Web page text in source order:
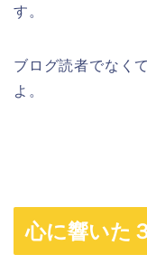
す。
ブログ読者でなく
よ。
心に響いた